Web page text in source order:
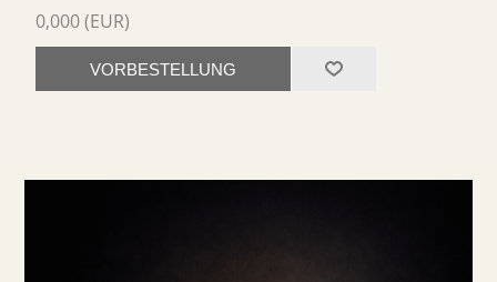
0,000 (EUR)
VORBESTELLUNG